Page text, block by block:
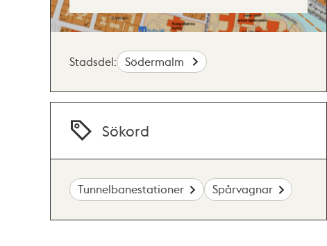
Stadsdel: Södermalm
Sökord
Tunnelbanestationer Spårvagnar